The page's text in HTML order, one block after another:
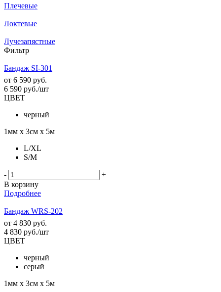
Плечевые
Локтевые
Лучезапястные
Фильтр
Бандаж SI-301
от 6 590 руб.
6 590 руб./шт
ЦВЕТ
черный
1мм х 3см х 5м
L/XL
S/M
-
+
В корзину
Подробнее
Бандаж WRS-202
от 4 830 руб.
4 830 руб./шт
ЦВЕТ
черный
серый
1мм х 3см х 5м